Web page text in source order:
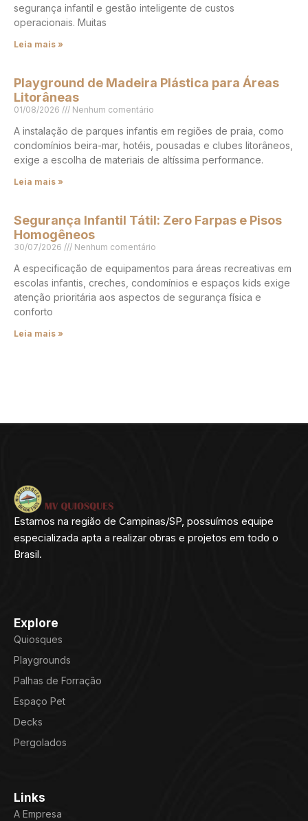
segurança infantil e gestão inteligente de custos
operacionais. Muitas
Leia mais »
Playground de Madeira Plástica para Áreas
Litorâneas
01/08/2026 Nenhum comentário
A instalação de parques infantis em regiões de praia, como
condomínios beira-mar, hotéis, pousadas e clubes litorâneos,
exige a escolha de materiais de altíssima performance.
Leia mais »
Segurança Infantil Tátil: Zero Farpas e Pisos
Homogêneos
30/07/2026 Nenhum comentário
A especificação de equipamentos para áreas recreativas em
escolas infantis, creches, condomínios e espaços kids exige
atenção prioritária aos aspectos de segurança física e
conforto
Leia mais »
Estamos na região de Campinas/SP, possuímos equipe
especializada apta a realizar obras e projetos em todo o
Brasil.
Explore
Quiosques
Playgrounds
Palhas de Forração
Espaço Pet
Decks
Pergolados
Links
A Empresa